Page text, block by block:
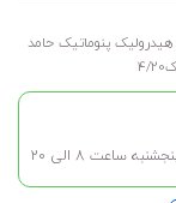
ساعت 8 الی ۲۰